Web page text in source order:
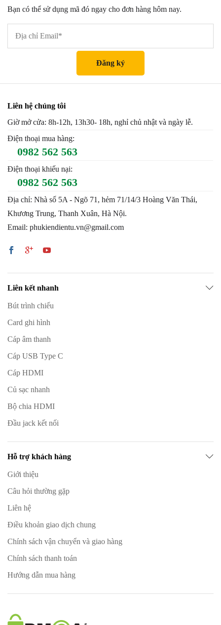
Bạn có thể sử dụng mã đó ngay cho đơn hàng hôm nay.
Liên hệ chúng tôi
Giờ mở cửa: 8h-12h, 13h30- 18h, nghỉ chủ nhật và ngày lễ.
Điện thoại mua hàng:
0982 562 563
Điện thoại khiếu nại:
0982 562 563
Địa chỉ: Nhà số 5A - Ngõ 71, hẻm 71/14/3 Hoàng Văn Thái,
Khương Trung, Thanh Xuân, Hà Nội.
Email: phukiendientu.vn@gmail.com
Liên kết nhanh
Bút trình chiếu
Card ghi hình
Cáp âm thanh
Cáp USB Type C
Cáp HDMI
Củ sạc nhanh
Bộ chia HDMI
Đầu jack kết nối
Hỗ trợ khách hàng
Giới thiệu
Câu hỏi thường gặp
Liên hệ
Điều khoản giao dịch chung
Chính sách vận chuyển và giao hàng
Chính sách thanh toán
Hướng dẫn mua hàng